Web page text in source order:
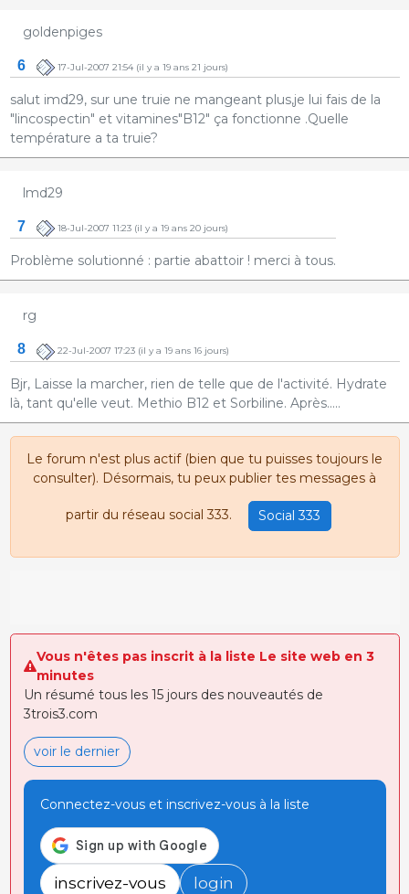
goldenpiges
6 17-Jul-2007 21:54(il y a 19 ans 21 jours)
salut imd29, sur une truie ne mangeant plus,je lui fais de la
"lincospectin" et vitamines"B12" ça fonctionne .Quelle
température a ta truie?
lmd29
7 18-Jul-2007 11:23(il y a 19 ans 20 jours)
Problème solutionné : partie abattoir ! merci à tous.
rg
8 22-Jul-2007 17:23(il y a 19 ans 16 jours)
Bjr, Laisse la marcher, rien de telle que de l'activité. Hydrate
là, tant qu'elle veut. Methio B12 et Sorbiline. Après.....
Le forum n'est plus actif (bien que tu puisses toujours le
consulter). Désormais, tu peux publier tes messages à
partir du réseau social 333. Social 333
Vous n'êtes pas inscrit à la liste Le site web en 3
minutes
Un résumé tous les 15 jours des nouveautés de
3trois3.com
voir le dernier
Connectez-vous et inscrivez-vous à la liste
inscrivez-vous login